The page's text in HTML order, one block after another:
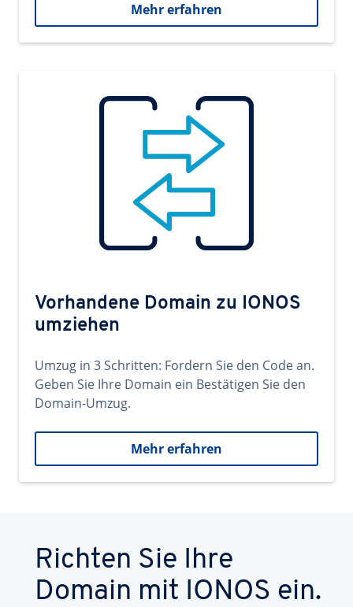
Mehr erfahren
Vorhandene Domain zu IONOS
umziehen
Umzug in 3 Schritten: Fordern Sie den Code an.
Geben Sie Ihre Domain ein Bestätigen Sie den
Domain-Umzug.
Mehr erfahren
Richten Sie Ihre
Domain mit IONOS ein.